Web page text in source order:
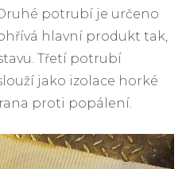
potrubí je určeno
hlavní produkt tak,
Třetí potrubí
jako izolace horké
proti popálení.